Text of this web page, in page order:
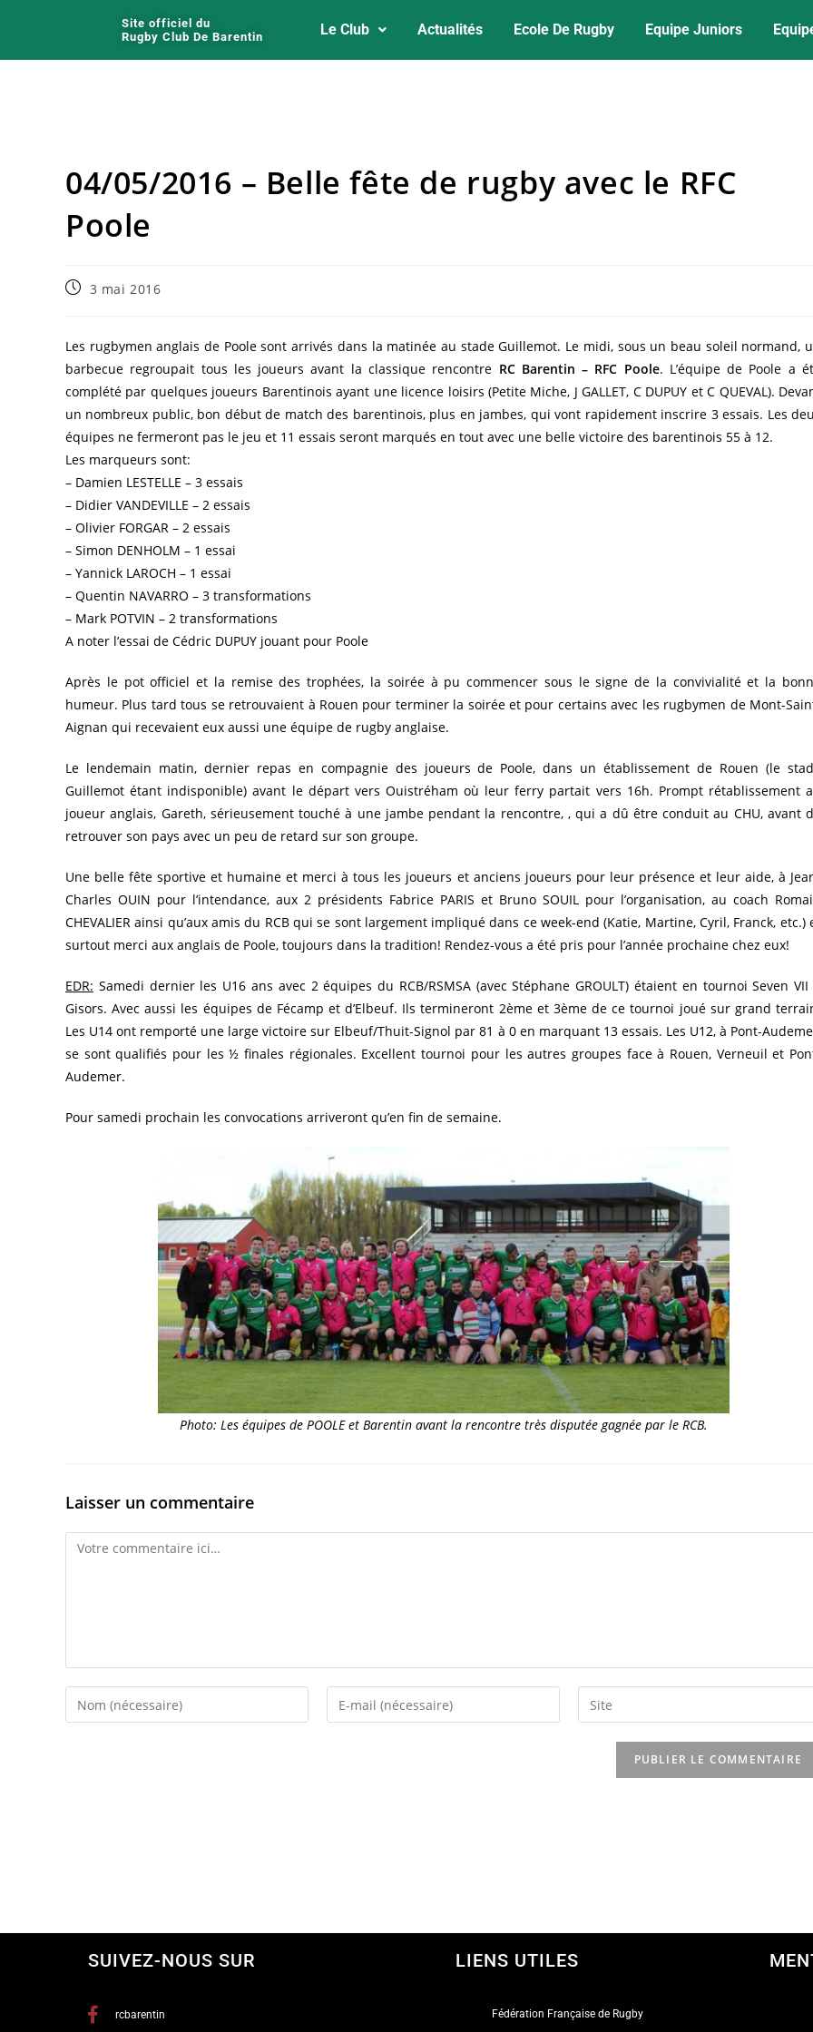
Site officiel du
Rugby Club De Barentin
Le Club Actualités Ecole De Rugby Equipe Juniors
04/05/2016 – Belle fête de rugby avec le RFC
Poole
3 mai 2016
Les rugbymen anglais de Poole sont arrivés dans la matinée au stade Guillemot. Le midi, sous un beau soleil normand,
barbecue regroupait tous les joueurs avant la classique rencontre RC Barentin – RFC Poole. L’équipe de Poole a
complété par quelques joueurs Barentinois ayant une licence loisirs (Petite Miche, J GALLET, C DUPUY et C QUEVAL).
un nombreux public, bon début de match des barentinois, plus en jambes, qui vont rapidement inscrire 3 essais. Les
équipes ne fermeront pas le jeu et 11 essais seront marqués en tout avec une belle victoire des barentinois 55 à 12.
Les marqueurs sont:
– Damien LESTELLE – 3 essais
– Didier VANDEVILLE – 2 essais
– Olivier FORGAR – 2 essais
– Simon DENHOLM – 1 essai
– Yannick LAROCH – 1 essai
– Quentin NAVARRO – 3 transformations
– Mark POTVIN – 2 transformations
A noter l’essai de Cédric DUPUY jouant pour Poole
Après le pot officiel et la remise des trophées, la soirée à pu commencer sous le signe de la convivialité et la
humeur. Plus tard tous se retrouvaient à Rouen pour terminer la soirée et pour certains avec les rugbymen de Mont-
Aignan qui recevaient eux aussi une équipe de rugby anglaise.
Le lendemain matin, dernier repas en compagnie des joueurs de Poole, dans un établissement de Rouen (le
Guillemot étant indisponible) avant le départ vers Ouistréham où leur ferry partait vers 16h. Prompt rétablissement
joueur anglais, Gareth, sérieusement touché à une jambe pendant la rencontre, , qui a dû être conduit au CHU, avant
retrouver son pays avec un peu de retard sur son groupe.
Une belle fête sportive et humaine et merci à tous les joueurs et anciens joueurs pour leur présence et leur aide, à
Charles OUIN pour l’intendance, aux 2 présidents Fabrice PARIS et Bruno SOUIL pour l’organisation, au coach
CHEVALIER ainsi qu’aux amis du RCB qui se sont largement impliqué dans ce week-end (Katie, Martine, Cyril, Franck, etc.)
surtout merci aux anglais de Poole, toujours dans la tradition! Rendez-vous a été pris pour l’année prochaine chez eux!
EDR: Samedi dernier les U16 ans avec 2 équipes du RCB/RSMSA (avec Stéphane GROULT) étaient en tournoi Seven VII
Gisors. Avec aussi les équipes de Fécamp et d’Elbeuf. Ils termineront 2ème et 3ème de ce tournoi joué sur grand
Les U14 ont remporté une large victoire sur Elbeuf/Thuit-Signol par 81 à 0 en marquant 13 essais. Les U12, à Pont-
se sont qualifiés pour les ½ finales régionales. Excellent tournoi pour les autres groupes face à Rouen, Verneuil et
Audemer.
Pour samedi prochain les convocations arriveront qu’en fin de semaine.
Photo: Les équipes de POOLE et Barentin avant la rencontre très disputée gagnée par le RCB.
Laisser un commentaire
SUIVEZ-NOUS SUR
rcbarentin
LIENS UTILES
Fédération Française de Rugby